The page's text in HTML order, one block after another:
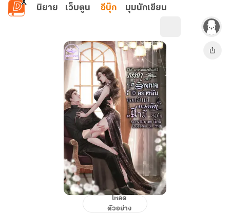
ข้ามไปยังเนื้อหาหลัก
นิยาย เว็บตูน อีบุ๊ก มุมนักเขียน
ภรรยา
โหลด
ตัวอย่าง